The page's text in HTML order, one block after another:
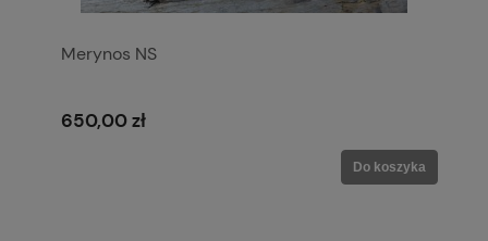
Merynos NS
650,00 zł
Do koszyka